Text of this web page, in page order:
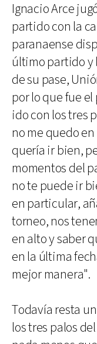
Ignacio Arce
partido con la
paranaense
último partido y
de su pase,
por lo que fue
ido con los tres
no me quedo
quería ir bien,
momentos del
no te puede ir
en particular,
torneo, nos
en alto y saber
en la última
mejor manera".
Todavía resta
los tres palos